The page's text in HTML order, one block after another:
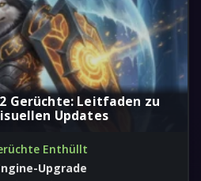
Gerüchte: Leitfaden zu
Updates
Enthüllt
Upgrade